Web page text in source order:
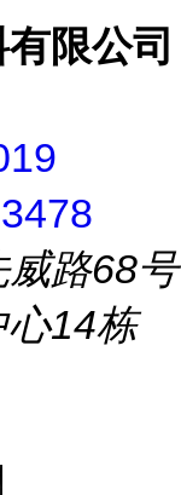
限公司
路68号
心14栋